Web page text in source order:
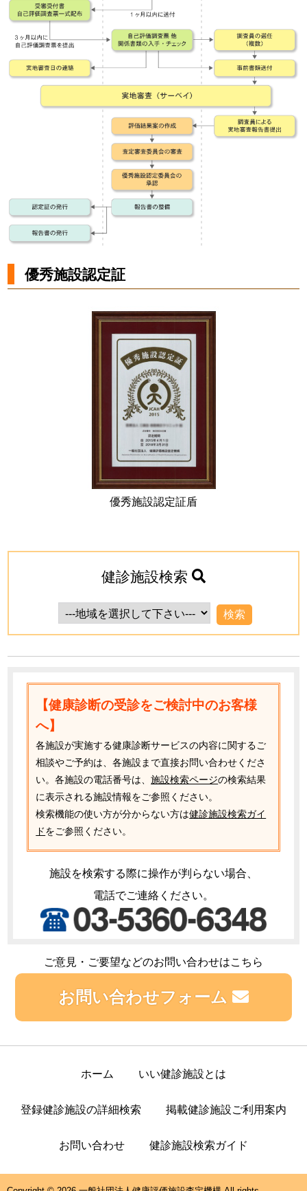
優秀施設認定証
優秀施設認定証盾
健診施設検索
【健康診断の受診をご検討中のお客様
へ】
各施設が実施する健康診断サービスの内容に関するご
相談やご予約は、各施設まで直接お問い合わせくださ
い。各施設の電話番号は、施設検索ページの検索結果
に表示される施設情報をご参照ください。
検索機能の使い方が分からない方は健診施設検索ガイ
ドをご参照ください。
施設を検索する際に操作が判らない場合、
電話でご連絡ください。
ご意見・ご要望などのお問い合わせはこちら
お問い合わせフォーム
ホーム いい健診施設とは
登録健診施設の詳細検索 掲載健診施設ご利用案内
お問い合わせ 健診施設検索ガイド